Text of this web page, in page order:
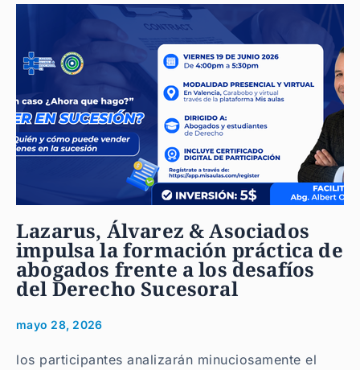
Lazarus, Álvarez & Asociados
impulsa la formación práctica de
abogados frente a los desafíos
del Derecho Sucesoral
mayo 28, 2026
los participantes analizarán minuciosamente el